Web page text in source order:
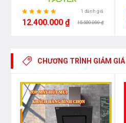
1 đánh giá
12.400.000 ₫ 15.500.000 ₫
CHƯƠNG TRÌNH GIẢM GIÁ